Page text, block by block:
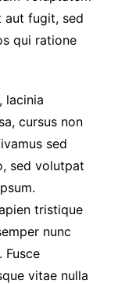
aut fugit, sed
qui ratione
lacinia
cursus non
sed
sed volutpat
tristique
nunc
Fusce
vitae nulla